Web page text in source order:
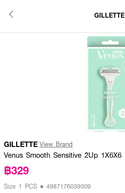
GILLETTE
GILLETTE View Brand
Venus Smooth Sensitive 2Up 1X6X6
฿329
Size 1 PCS • 4987176039309